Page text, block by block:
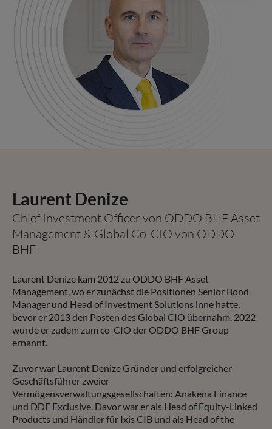
Laurent Denize
Chief Investment Officer von ODDO BHF Asset
Management & Global Co-CIO von ODDO
BHF
Laurent Denize kam 2012 zu ODDO BHF Asset
Management, wo er zunächst die Positionen Senior Bond
Manager und Head of Investment Solutions inne hatte,
bevor er 2013 den Posten des Global CIO übernahm. 2022
wurde er zudem zum co-CIO der ODDO BHF Group
ernannt.
Zuvor war Laurent Denize Gründer und erfolgreicher
Geschäftsführer zweier
Vermögensverwaltungsgesellschaften: Anakena Finance
und DDF Exclusive. Davor war er als Head of Equity-Linked
Products und Händler für Ixis CIB und als Head of the